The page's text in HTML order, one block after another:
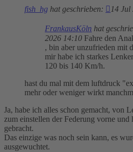
fish_hg hat geschrieben: 14 Jul
FrankausKöln hat
2026 14:10 Fahre den
, bin aber unzufrieden mit
mir habe ich starkes
120 bis 140 Km/h.
hast du mal mit dem luftdruck
mehr oder weniger wirkt
Ja, habe ich alles schon gemacht, von
zum einstellen der Federung vorne und
gebracht.
Das einzige was noch sein kann, es
ausgewuchtet.